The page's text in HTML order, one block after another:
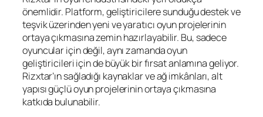
önemlidir. Platform, geliştiricilere sunduğu destek ve
teşvik üzerinden yeni ve yaratıcı oyun projelerinin
ortaya çıkmasına zemin hazırlayabilir. Bu, sadece
oyuncular için değil, aynı zamanda oyun
geliştiricileri için de büyük bir fırsat anlamına geliyor.
Rizxtar’ın sağladığı kaynaklar ve ağ imkânları, alt
yapısı güçlü oyun projelerinin ortaya çıkmasına
katkıda bulunabilir.